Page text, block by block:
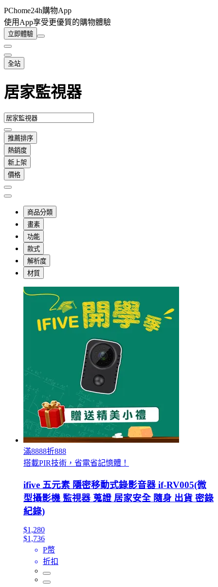
PChome24h購物App
使用App享受更優質的購物體驗
立即體驗
全站
居家監視器
推薦排序
熱銷度
新上架
價格
商品分類
畫素
功能
款式
解析度
材質
滿8888折888
搭載PIR技術，省電省記憶體！
ifive 五元素 隱密移動式錄影音器 if-RV005(微
型攝影機 監視器 蒐證 居家安全 隨身 出貨 密錄
紀錄)
$1,280
$1,736
P幣
折扣